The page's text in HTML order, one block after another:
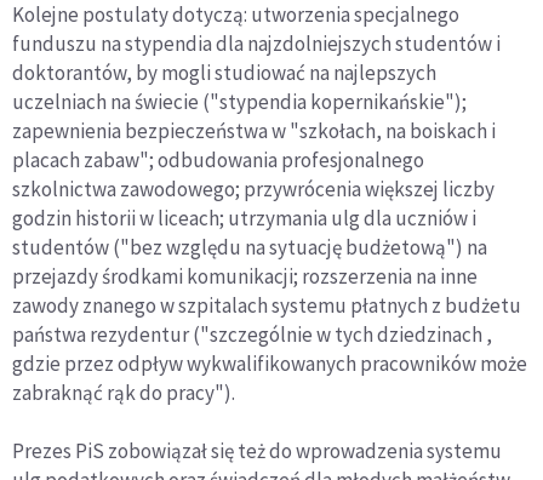
Kolejne postulaty dotyczą: utworzenia specjalnego
funduszu na stypendia dla najzdolniejszych studentów i
doktorantów, by mogli studiować na najlepszych
uczelniach na świecie ("stypendia kopernikańskie");
zapewnienia bezpieczeństwa w "szkołach, na boiskach i
placach zabaw"; odbudowania profesjonalnego
szkolnictwa zawodowego; przywrócenia większej liczby
godzin historii w liceach; utrzymania ulg dla uczniów i
studentów ("bez względu na sytuację budżetową") na
przejazdy środkami komunikacji; rozszerzenia na inne
zawody znanego w szpitalach systemu płatnych z budżetu
państwa rezydentur ("szczególnie w tych dziedzinach ,
gdzie przez odpływ wykwalifikowanych pracowników może
zabraknąć rąk do pracy").
Prezes PiS zobowiązał się też do wprowadzenia systemu